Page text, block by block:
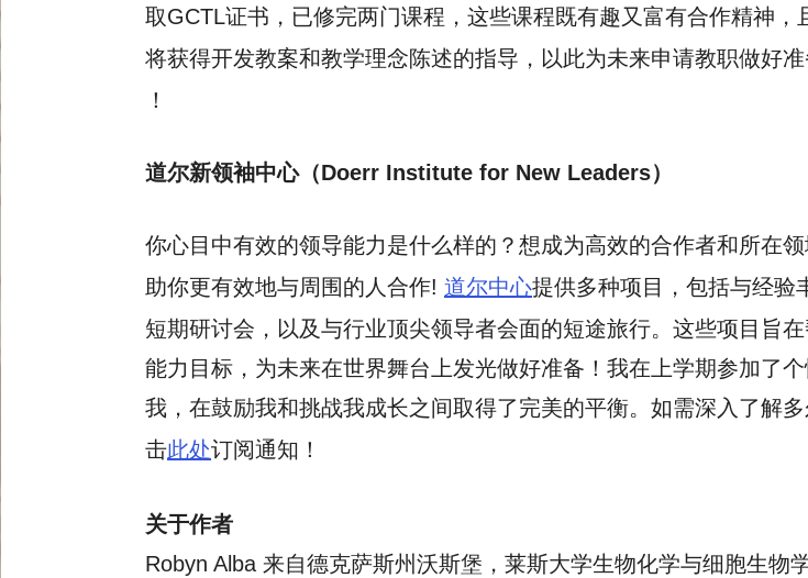
取GCTL证书，已修完两门课程，这些课程既有趣又富有合作精神
将获得开发教案和教学理念陈述的指导，以此为未来申请教职做好
！
道尔新领袖中心（Doerr Institute for New Leaders）
你心目中有效的领导能力是什么样的？想成为高效的合作者和所在
助你更有效地与周围的人合作! 道尔中心提供多种项目，包括与经验
短期研讨会，以及与行业顶尖领导者会面的短途旅行。这些项目旨
能力目标，为未来在世界舞台上发光做好准备！我在上学期参加了
我，在鼓励我和挑战我成长之间取得了完美的平衡。如需深入了解
击此处订阅通知！
关于作者
Robyn Alba 来自德克萨斯州沃斯堡，莱斯大学生物化学与细胞生